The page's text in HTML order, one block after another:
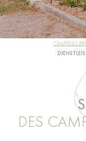
CAMPING
DES